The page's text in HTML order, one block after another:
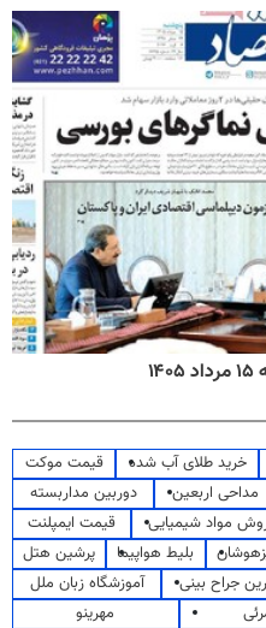
خرید طلای آب شده
قیمت موکت
مداحی اربعین
دوربین مداربسته
مواد شیمیایی
قیمت ایمپلنت
بلیط هواپیما
پرشین هتل
جراح بینی
آموزشگاه زبان ملل
مهرینو